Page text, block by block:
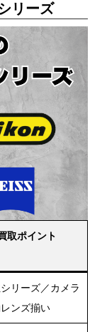
リーズ
取ポイント
リーズ／カメラ
ンズ揃い